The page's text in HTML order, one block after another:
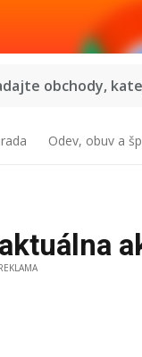
obchody,
Odev, obuv a